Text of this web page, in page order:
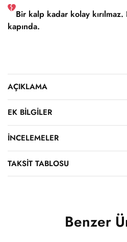
Bir kalp kadar kolay kırılmaz.
kapında.
AÇIKLAMA
EK BILGILER
İNCELEMELER
TAKSIT TABLOSU
Benzer